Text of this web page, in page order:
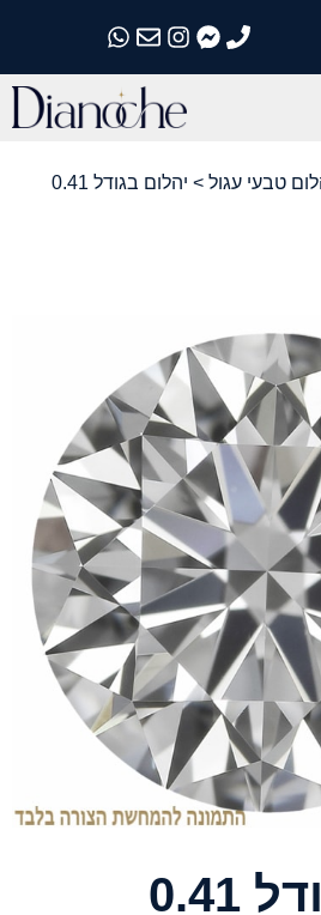
התקשרו אלינו
התקשרו אלינו
התקשרו אלינו
התקשרו אלינו
התקשרו אלינו
טבעי עגול
> יהלום בגודל 0.41
יהלום בגודל 0.41